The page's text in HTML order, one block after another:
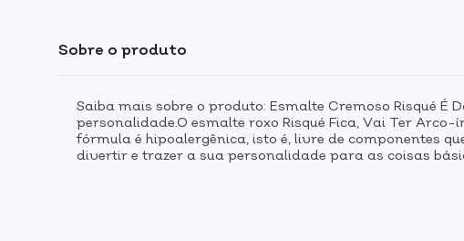
Sobre o produto
Saiba mais sobre o produto: Esmalte Cremoso Risqué É
personalidade.O esmalte roxo Risqué Fica, Vai Ter
fórmula é hipoalergênica, isto é, livre de componentes
divertir e trazer a sua personalidade para as coisas